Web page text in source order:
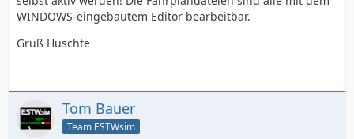
WINDOWS-eingebautem Editor bearbeitbar.
Gruß Huschte
Tom Bauer
Team ESTWsim